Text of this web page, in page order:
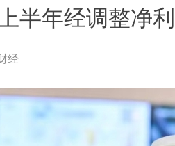
半年经调整净
经